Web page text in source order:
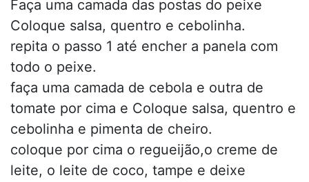
Faça uma camada das postas do peixe
Coloque salsa, quentro e cebolinha.
repita o passo 1 até encher a panela com
todo o peixe.
faça uma camada de cebola e outra de
tomate por cima e Coloque salsa, quentro e
cebolinha e pimenta de cheiro.
coloque por cima o regueijão,o creme de
leite, o leite de coco, tampe e deixe